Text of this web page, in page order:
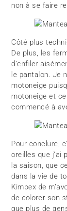
non à se faire
Côté plus
De plus, les
d’enfiler
le pantalon. Je
motoneige
motoneige et
commencé à
Pour conclure,
oreilles que j’ai
la saison, que
dans la vie de
Kimpex de
de colorer son
que plus de